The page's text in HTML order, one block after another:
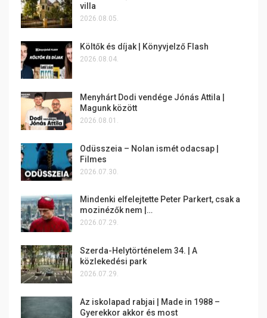
villa
2026.08.05.
Költők és díjak | Könyvjelző Flash
2026.08.04.
Menyhárt Dodi vendége Jónás Attila |
Magunk között
2026.08.01.
Odüsszeia – Nolan ismét odacsap |
Filmes
2026.07.30.
Mindenki elfelejtette Peter Parkert, csak a
mozinézők nem |…
2026.07.29.
Szerda-Helytörténelem 34. | A
közlekedési park
2026.07.29.
Az iskolapad rabjai | Made in 1988 –
Gyerekkor akkor és most